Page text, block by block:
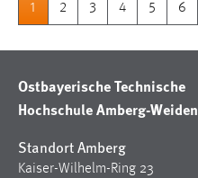
1 2 3 4 5 6
Ostbayerische Technische
Hochschule Amberg-Weiden
Standort Amberg
Kaiser-Wilhelm-Ring 23